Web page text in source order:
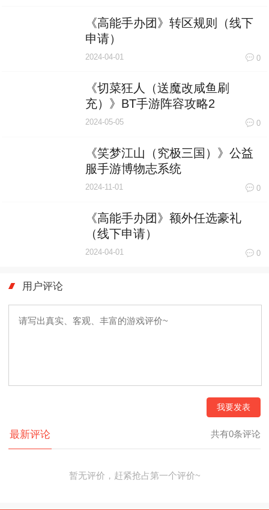
《高能手办团》转区规则（线下
申请）
2024-04-01 0
《切菜狂人（送魔改咸鱼刷
充）》BT手游阵容攻略2
2024-05-05 0
《笑梦江山（究极三国）》公益
服手游博物志系统
2024-11-01 0
《高能手办团》额外任选豪礼
（线下申请）
2024-04-01 0
用户评论
我要发表
最新评论 共有0条评论
暂无评价，赶紧抢占第一个评价~